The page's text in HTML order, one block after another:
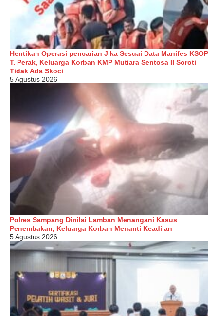
Hentikan Operasi pencarian Jika Sesuai Data Manifes KSOP
T. Perak, Keluarga Korban KMP Mutiara Sentosa II Soroti
Tidak Ada Skoci
5 Agustus 2026
Polres Sampang Dinilai Lamban Menangani Kasus
Penembakan, Keluarga Korban Menanti Keadilan
5 Agustus 2026